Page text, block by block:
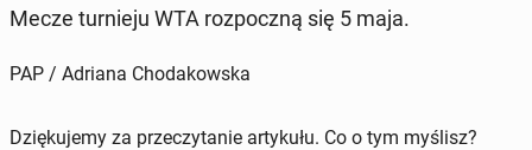
Mecze tur­nie­ju WTA roz­pocz­ną się 5 maja.
PAP / Adriana Chodakowska
Dziękujemy za przeczytanie artykułu. Co o tym myślisz?